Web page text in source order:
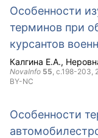
Особенности
терминов при
курсантов
Калгина Е.А.
NovaInfo 55, с.198-203,
BY-NC
Особенности